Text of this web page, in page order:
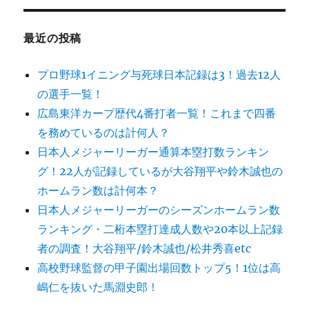
最近の投稿
プロ野球1イニング与死球日本記録は3！過去12人
の選手一覧！
広島東洋カープ歴代4番打者一覧！これまで四番
を務めているのは計何人？
日本人メジャーリーガー通算本塁打数ランキン
グ！22人が記録しているが大谷翔平や鈴木誠也の
ホームラン数は計何本？
日本人メジャーリーガーのシーズンホームラン数
ランキング・二桁本塁打達成人数や20本以上記録
者の調査！大谷翔平/鈴木誠也/松井秀喜etc
高校野球監督の甲子園出場回数トップ5！1位は高
嶋仁を抜いた馬淵史郎！